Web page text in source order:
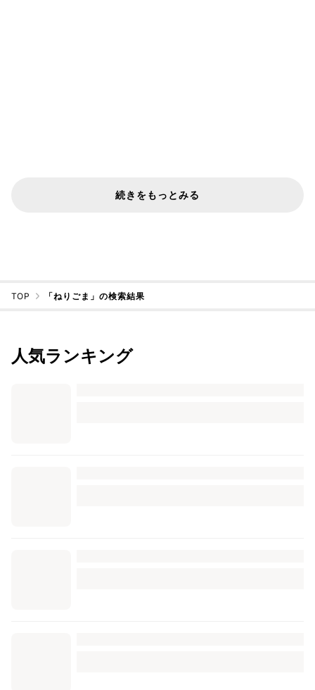
続きをもっとみる
TOP 「ねりごま」の検索結果
人気ランキング